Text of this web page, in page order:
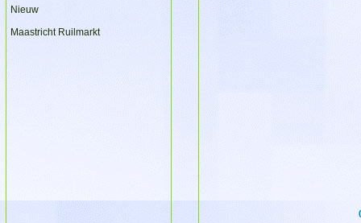
Nieuw
Maastricht Ruilmarkt